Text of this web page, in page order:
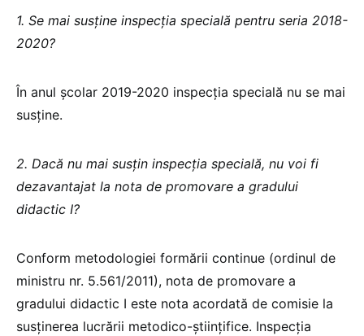
1. Se mai susține inspecția specială pentru seria 2018-
2020?
În anul școlar 2019-2020 inspecția specială nu se mai
susține.
2. Dacă nu mai susțin inspecția specială, nu voi fi
dezavantajat la nota de promovare a gradului
didactic I?
Conform metodologiei formării continue (ordinul de
ministru nr. 5.561/2011), nota de promovare a
gradului didactic I este nota acordată de comisie la
susținerea lucrării metodico-științifice. Inspecția